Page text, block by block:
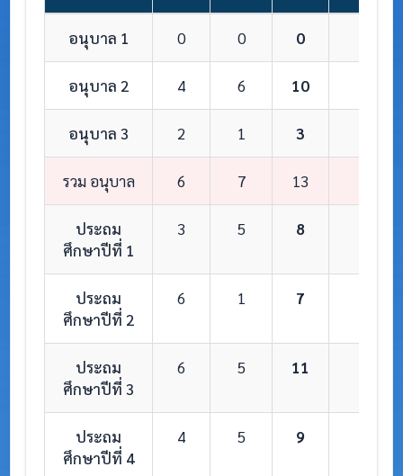
อนุบาล 1 0 0 0
อนุบาล 2 4 6 10
อนุบาล 3 2 1 3
รวม อนุบาล 6 7 13
ประถม
ศึกษาปีที่ 1
3 5 8
ประถม
ศึกษาปีที่ 2
6 1 7
ประถม
ศึกษาปีที่ 3
6 5 11
ประถม
ศึกษาปีที่ 4
4 5 9